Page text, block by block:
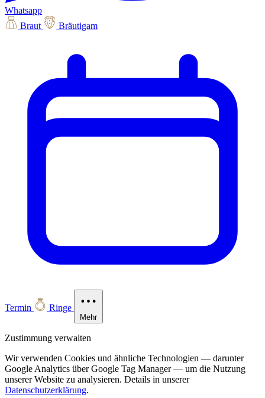
Whatsapp
Braut
Bräutigam
Termin Ringe
Mehr
Zustimmung verwalten
Wir verwenden Cookies und ähnliche Technologien — darunter
Google Analytics über Google Tag Manager — um die Nutzung
unserer Website zu analysieren. Details in unserer
Datenschutzerklärung.